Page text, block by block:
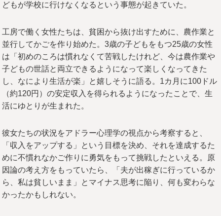
どもが学校に行けなくなるという事態が起きていた。
工房で働く女性たちは、貧困から抜け出すために、農作業と
並行してかごを作り始めた。3歳の子どもをもつ25歳の女性
は「初めのころは慣れなくて苦戦したけれど、今は農作業や
子どもの世話と両立できるようになって楽しくなってきた
し、なにより生活が楽」と嬉しそうに語る。1カ月に100ドル
（約120円）の安定収入を得られるようになったことで、生
活にゆとりが生まれた。
彼女たちの状況をアドラー心理学の視点から考察すると、
「収入をアップする」という目標を決め、それを達成するた
めに不慣れなかご作りに勇気をもって挑戦したといえる。原
因論の考え方をもっていたら、「夫が出稼ぎに行っているか
ら、私は貧しいまま」とマイナス思考に陥り、何も変わらな
かったかもしれない。